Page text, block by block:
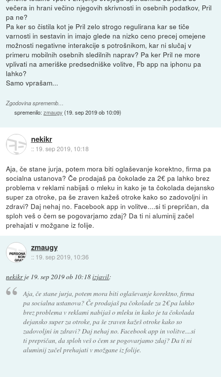
večera in hrani večino njegovih skrivnosti in osebnih podatkov, Pril
pa ne?
Pa ker so čistila kot je Pril zelo strogo regulirana kar se tiče
varnosti in sestavin in imajo glede na nizko ceno precej omejene
možnosti negativne interakcije s potrošnikom, kar ni slučaj v
primeru mobilnih osebnih sledilnih naprav? Pa ker Pril ne more
vplivati na ameriške predsedniške volitve, Fb app na iphonu pa
lahko?
Samo vprašam...
Zgodovina sprememb…
spremenilo:zmaugy (19. sep 2019 ob 10:09)
nekikr
:: 19. sep 2019, 10:18
Aja, če stane jurja, potem mora biti oglaševanje korektno, firma pa
socialna ustanova? Če prodajaš pa čokolade za 2€ pa lahko brez
problema v reklami nabijaš o mleku in kako je ta čokolada dejansko
super za otroke, pa še zraven kažeš otroke kako so zadovoljni in
zdravi? Daj nehaj no. Facebook app in volitve....si ti prepričan, da
sploh veš o čem se pogovarjamo zdaj? Da ti ni aluminij začel
prehajati v možgane iz folije.
zmaugy
:: 19. sep 2019, 10:36
nekikrje 19. sep 2019 ob 10:18izjavil:
Aja, če stane jurja, potem mora biti oglaševanje korektno, firma
pa socialna ustanova? Če prodajaš pa čokolade za 2€ pa lahko
brez problema v reklami nabijaš o mleku in kako je ta čokolada
dejansko super za otroke, pa še zraven kažeš otroke kako so
zadovoljni in zdravi? Daj nehaj no. Facebook app in volitve....si
ti prepričan, da sploh veš o čem se pogovarjamo zdaj? Da ti ni
aluminij začel prehajati v možgane iz folije.